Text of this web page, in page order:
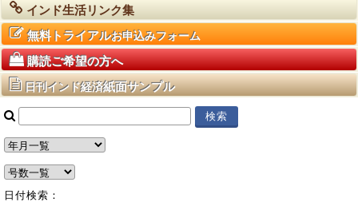
インド生活リンク集
無料トライアルお申込みフォーム
購読ご希望の方へ
日刊インド経済紙面サンプル
日付検索：